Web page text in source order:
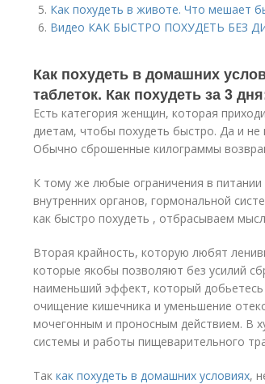
Как похудеть в животе. Что мешает
Видео КАК БЫСТРО ПОХУДЕТЬ БЕЗ
Как похудеть в домашних
таблеток. Как похудеть за 3
Есть категория женщин, которая
диетам, чтобы похудеть быстро. Да и не
Обычно сброшенные килограммы
К тому же любые ограничения в
внутренних органов, гормональной
как быстро похудеть , отбрасываем
Вторая крайность, которую любят
которые якобы позволяют без усилий
наименьший эффект, который
очищение кишечника и уменьшение
мочегонным и проносным действием. В
системы и работы пищеварительного
Так как похудеть в домашних условиях,